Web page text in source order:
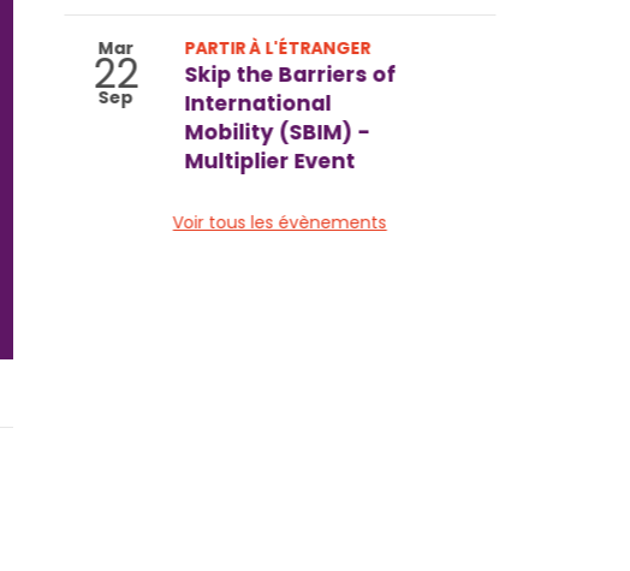
Mar
22
Sep
PARTIR À L'ÉTRANGER
Skip the Barriers of
International
Mobility (SBIM) -
Multiplier Event
Voir tous les évènements